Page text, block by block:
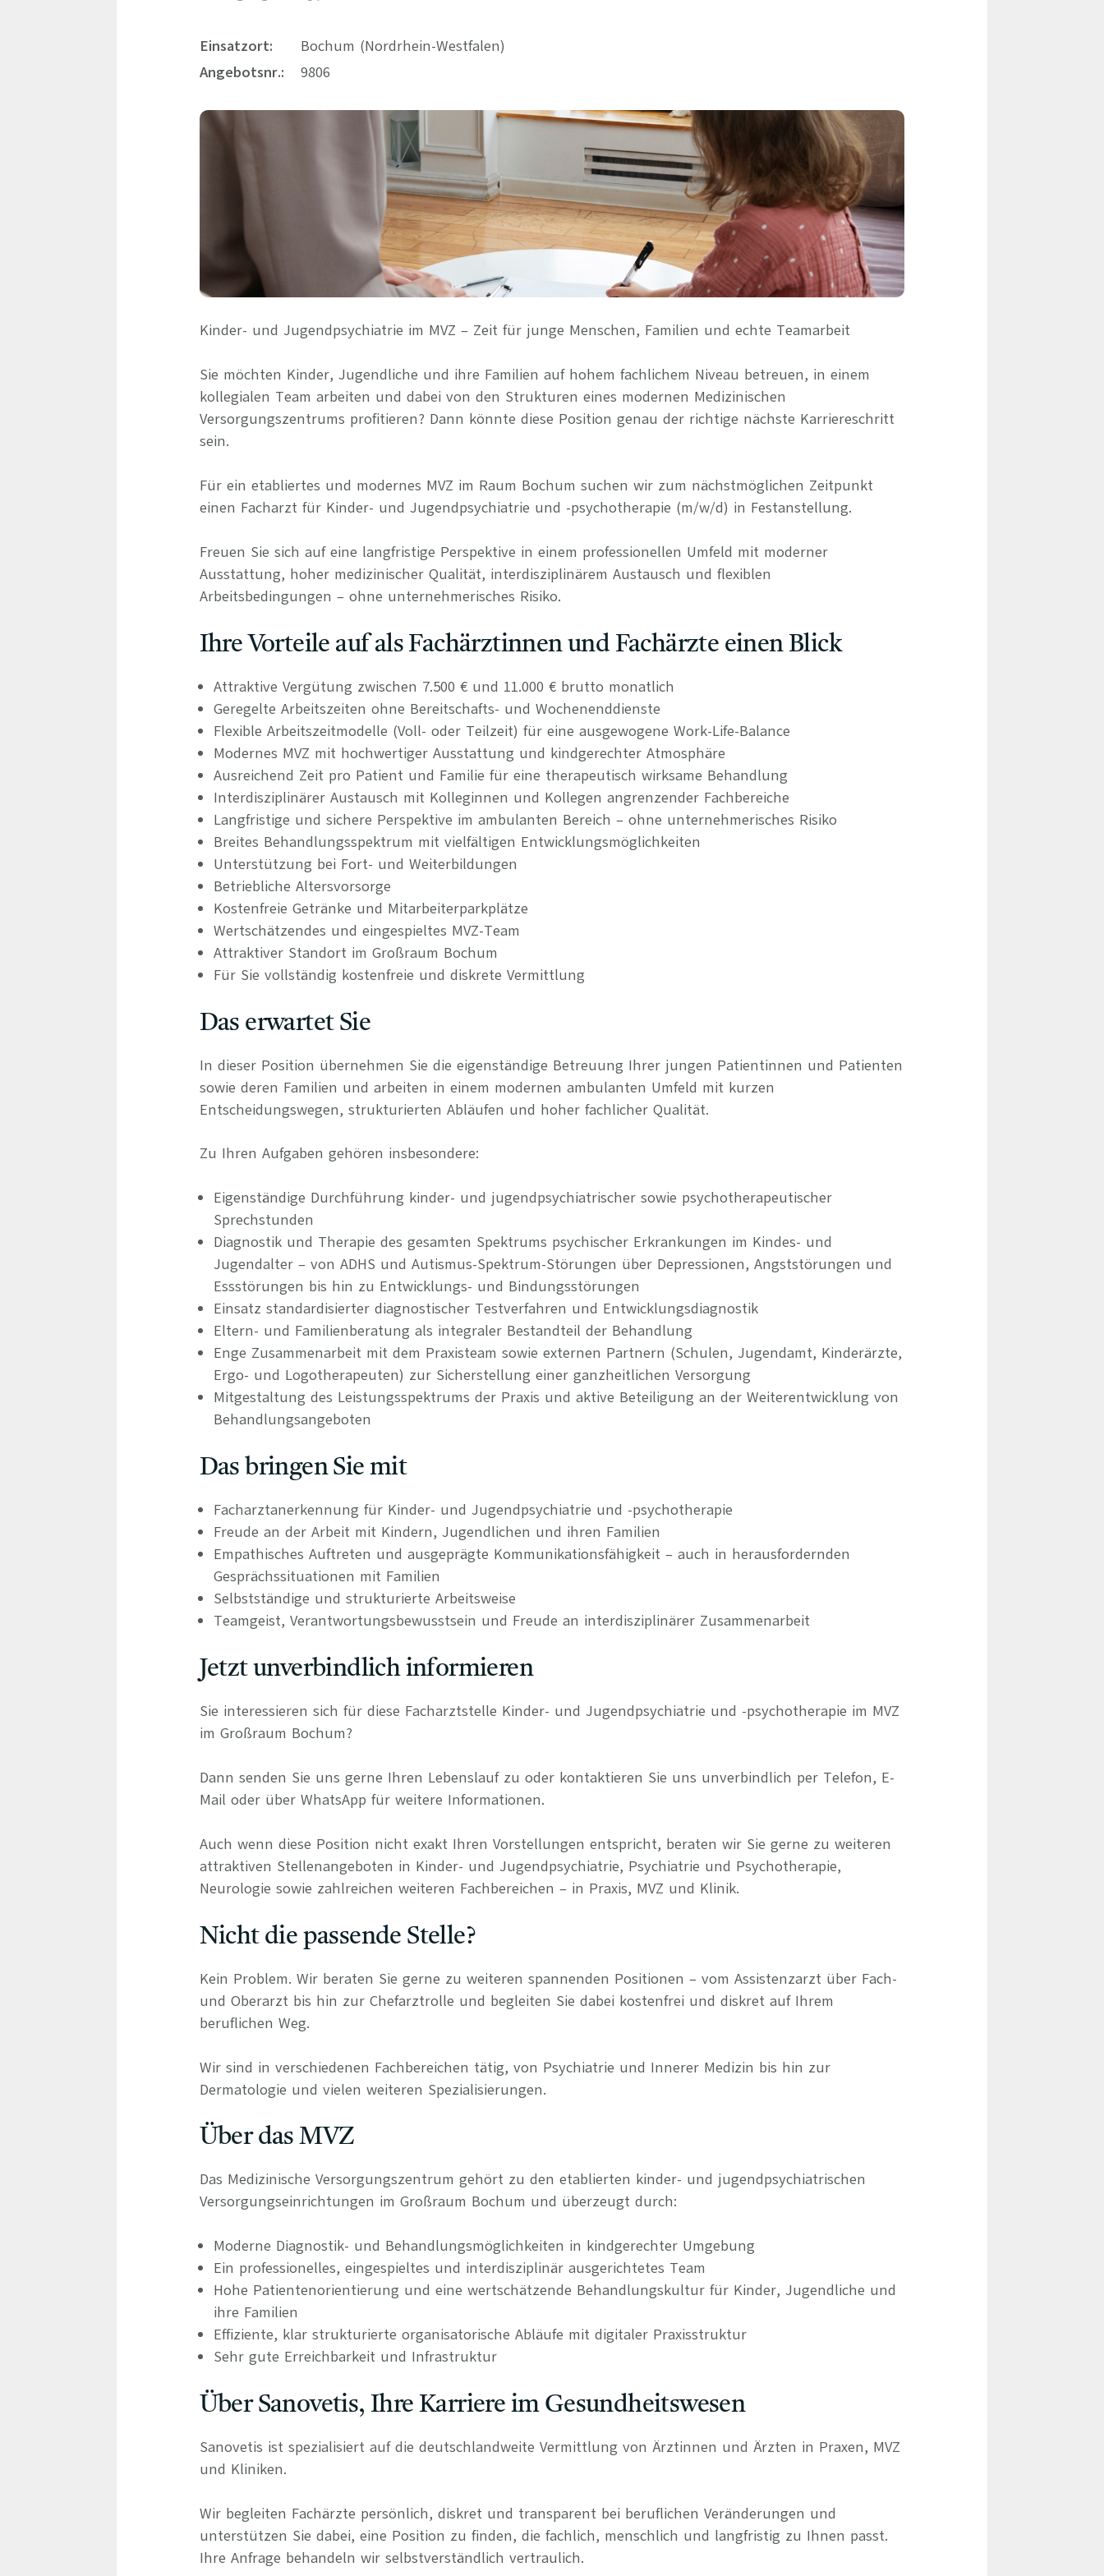
Empfehlungsprogramm
Einsatzort:
Bochum (Nordrhein-Westfalen)
Angebotsnr.:
9806
Kinder- und Jugendpsychiatrie im MVZ – Zeit für junge Menschen, Familien und echte Teamarbeit
Sie möchten Kinder, Jugendliche und ihre Familien auf hohem fachlichem Niveau betreuen, in einem
kollegialen Team arbeiten und dabei von den Strukturen eines modernen Medizinischen
Versorgungszentrums profitieren? Dann könnte diese Position genau der richtige nächste Karriereschritt
sein.
Für ein etabliertes und modernes MVZ im Raum Bochum suchen wir zum nächstmöglichen Zeitpunkt
einen Facharzt für Kinder- und Jugendpsychiatrie und -psychotherapie (m/w/d) in Festanstellung.
Freuen Sie sich auf eine langfristige Perspektive in einem professionellen Umfeld mit moderner
Ausstattung, hoher medizinischer Qualität, interdisziplinärem Austausch und flexiblen
Arbeitsbedingungen – ohne unternehmerisches Risiko.
Ihre Vorteile auf als Fachärztinnen und Fachärzte einen Blick
Attraktive Vergütung zwischen 7.500 € und 11.000 € brutto monatlich
Geregelte Arbeitszeiten ohne Bereitschafts- und Wochenenddienste
Flexible Arbeitszeitmodelle (Voll- oder Teilzeit) für eine ausgewogene Work-Life-Balance
Modernes MVZ mit hochwertiger Ausstattung und kindgerechter Atmosphäre
Ausreichend Zeit pro Patient und Familie für eine therapeutisch wirksame Behandlung
Interdisziplinärer Austausch mit Kolleginnen und Kollegen angrenzender Fachbereiche
Langfristige und sichere Perspektive im ambulanten Bereich – ohne unternehmerisches Risiko
Breites Behandlungsspektrum mit vielfältigen Entwicklungsmöglichkeiten
Unterstützung bei Fort- und Weiterbildungen
Betriebliche Altersvorsorge
Kostenfreie Getränke und Mitarbeiterparkplätze
Wertschätzendes und eingespieltes MVZ-Team
Attraktiver Standort im Großraum Bochum
Für Sie vollständig kostenfreie und diskrete Vermittlung
Das erwartet Sie
In dieser Position übernehmen Sie die eigenständige Betreuung Ihrer jungen Patientinnen und Patienten
sowie deren Familien und arbeiten in einem modernen ambulanten Umfeld mit kurzen
Entscheidungswegen, strukturierten Abläufen und hoher fachlicher Qualität.
Zu Ihren Aufgaben gehören insbesondere:
Eigenständige Durchführung kinder- und jugendpsychiatrischer sowie psychotherapeutischer
Sprechstunden
Diagnostik und Therapie des gesamten Spektrums psychischer Erkrankungen im Kindes- und
Jugendalter – von ADHS und Autismus-Spektrum-Störungen über Depressionen, Angststörungen und
Essstörungen bis hin zu Entwicklungs- und Bindungsstörungen
Einsatz standardisierter diagnostischer Testverfahren und Entwicklungsdiagnostik
Eltern- und Familienberatung als integraler Bestandteil der Behandlung
Enge Zusammenarbeit mit dem Praxisteam sowie externen Partnern (Schulen, Jugendamt, Kinderärzte,
Ergo- und Logotherapeuten) zur Sicherstellung einer ganzheitlichen Versorgung
Mitgestaltung des Leistungsspektrums der Praxis und aktive Beteiligung an der Weiterentwicklung von
Behandlungsangeboten
Das bringen Sie mit
Facharztanerkennung für Kinder- und Jugendpsychiatrie und -psychotherapie
Freude an der Arbeit mit Kindern, Jugendlichen und ihren Familien
Empathisches Auftreten und ausgeprägte Kommunikationsfähigkeit – auch in herausfordernden
Gesprächssituationen mit Familien
Selbstständige und strukturierte Arbeitsweise
Teamgeist, Verantwortungsbewusstsein und Freude an interdisziplinärer Zusammenarbeit
Jetzt unverbindlich informieren
Sie interessieren sich für diese Facharztstelle Kinder- und Jugendpsychiatrie und -psychotherapie im MVZ
im Großraum Bochum?
Dann senden Sie uns gerne Ihren Lebenslauf zu oder kontaktieren Sie uns unverbindlich per Telefon, E-
Mail oder über WhatsApp für weitere Informationen.
Auch wenn diese Position nicht exakt Ihren Vorstellungen entspricht, beraten wir Sie gerne zu weiteren
attraktiven Stellenangeboten in Kinder- und Jugendpsychiatrie, Psychiatrie und Psychotherapie,
Neurologie sowie zahlreichen weiteren Fachbereichen – in Praxis, MVZ und Klinik.
Nicht die passende Stelle?
Kein Problem. Wir beraten Sie gerne zu weiteren spannenden Positionen – vom Assistenzarzt über Fach-
und Oberarzt bis hin zur Chefarztrolle und begleiten Sie dabei kostenfrei und diskret auf Ihrem
beruflichen Weg.
Wir sind in verschiedenen Fachbereichen tätig, von Psychiatrie und Innerer Medizin bis hin zur
Dermatologie und vielen weiteren Spezialisierungen.
Über das MVZ
Das Medizinische Versorgungszentrum gehört zu den etablierten kinder- und jugendpsychiatrischen
Versorgungseinrichtungen im Großraum Bochum und überzeugt durch:
Moderne Diagnostik- und Behandlungsmöglichkeiten in kindgerechter Umgebung
Ein professionelles, eingespieltes und interdisziplinär ausgerichtetes Team
Hohe Patientenorientierung und eine wertschätzende Behandlungskultur für Kinder, Jugendliche und
ihre Familien
Effiziente, klar strukturierte organisatorische Abläufe mit digitaler Praxisstruktur
Sehr gute Erreichbarkeit und Infrastruktur
Über Sanovetis, Ihre Karriere im Gesundheitswesen
Sanovetis ist spezialisiert auf die deutschlandweite Vermittlung von Ärztinnen und Ärzten in Praxen, MVZ
und Kliniken.
Wir begleiten Fachärzte persönlich, diskret und transparent bei beruflichen Veränderungen und
unterstützen Sie dabei, eine Position zu finden, die fachlich, menschlich und langfristig zu Ihnen passt.
Ihre Anfrage behandeln wir selbstverständlich vertraulich.